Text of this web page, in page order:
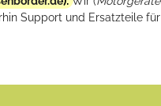
Support und Ersatzteile für